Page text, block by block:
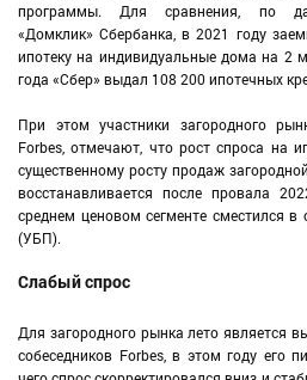
программы. Для сравнения, по
«Домклик» Сбербанка, в 2021 году
ипотеку на индивидуальные дома на 2
года «Сбер» выдал 108 200 ипотечных
При этом участники загородного
Forbes, отмечают, что рост спроса на
существенному росту продаж
восстанавливается после провала
среднем ценовом сегменте сместился в
(УБП).
Слабый спрос
Для загородного рынка лето является
собеседников Forbes, в этом году его